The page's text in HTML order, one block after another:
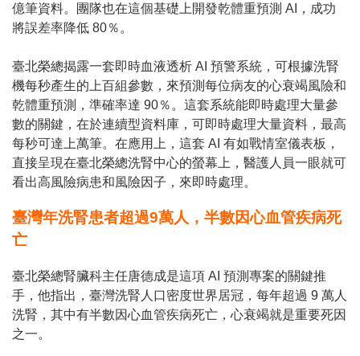
億筆資料。團隊也在這個基礎上開發乾體重預測 AI，成功
將誤差率降低 80％。
臺北榮總揭露一套即時血液透析 AI 預警系統，可根據洗腎
機每秒產生的上百組參數，來預測每位病友的心衰竭風險和
乾體重預測，準確率達 90％。這套系統能即時處理大量參
數的關鍵，在於連續型資料庫，可即時處理大量資料，最高
每秒可達上萬筆。在應用上，這套 AI 有如戰情室儀表板，
直接呈現在臺北榮總洗腎中心的螢幕上，醫護人員一眼就可
看出高風險病患和風險因子，來即時處理。
臺灣年洗腎患者超過9萬人，半數因心血管疾病死
亡
臺北榮總腎臟科主任唐德成是這項 AI 預測專案的關鍵推
手，他指出，臺灣洗腎人口密度世界居冠，每年超過 9 萬人
洗腎，其中有半數因心血管疾病死亡，心衰竭就是重要死因
之一。